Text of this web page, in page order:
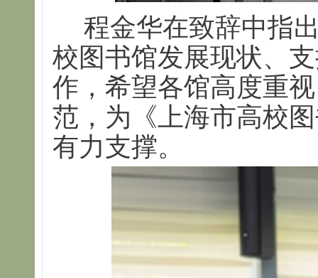
程金华在致辞中指
校图书馆发展现状、
作，希望各馆高度重
范，为《上海市高校
有力支撑。